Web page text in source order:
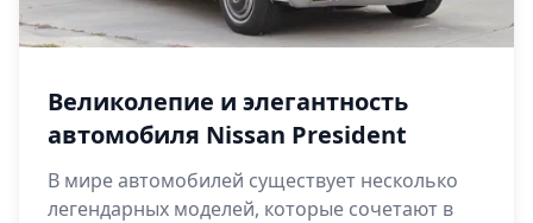
Великолепие и элегантность
автомобиля Nissan President
В мире автомобилей существует несколько
легендарных моделей, которые сочетают в